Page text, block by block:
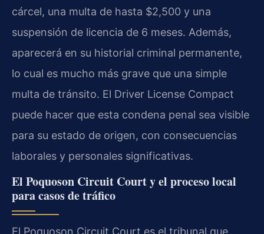
cárcel, una multa de hasta $2,500 y una
suspensión de licencia de 6 meses. Además,
aparecerá en su historial criminal permanente,
lo cual es mucho más grave que una simple
multa de tránsito. El Driver License Compact
puede hacer que esta condena penal sea visible
para su estado de origen, con consecuencias
laborales y personales significativas.
El Poquoson Circuit Court y el proceso local
para casos de tráfico
El Poquoson Circuit Court es el tribunal que